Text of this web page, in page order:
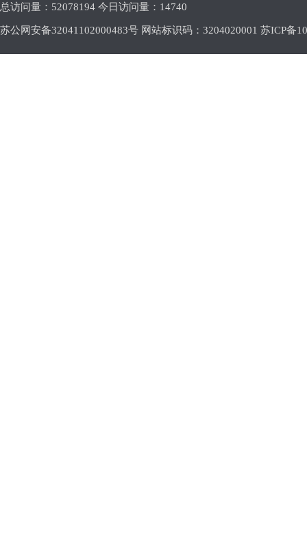
总访问量： 52078194 今日访问量： 14740
苏公网安备32041102000483号 网站标识码：3204020001 苏ICP备